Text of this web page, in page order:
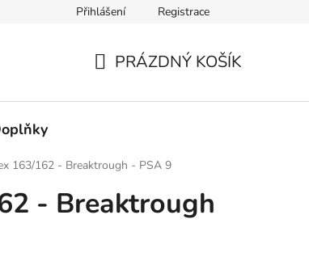
Přihlášení Registrace
PRÁZDNÝ KOŠÍK
163/162 - Breaktrough - PSA 9
- Breaktrough